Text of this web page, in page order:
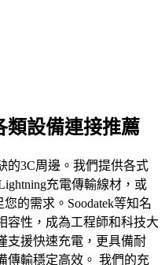
類設備連接推薦
的3C周邊。我們提供各式
充電傳輸線材，或
的需求。Soodatek等知名
容性，成為工程師和科技大
支援快速充電，更具備耐
傳輸穩定高效。 我們的充